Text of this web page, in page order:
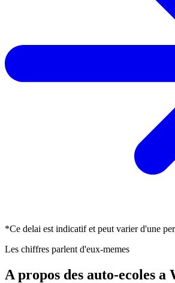
*Ce delai est indicatif et peut varier d'une
Les chiffres parlent d'eux-memes
A propos des auto-ecoles a